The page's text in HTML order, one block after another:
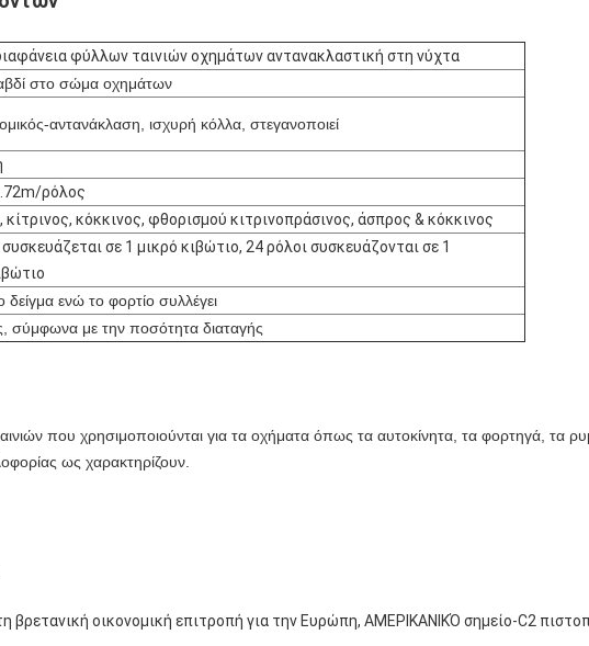
φύλλων ταινιών οχημάτων αντανακλαστική στη νύχτα
στο σώμα οχημάτων
αντανάκλαση, ισχυρή κόλλα, στεγανοποιεί
ρόλος
κόκκινος, φθορισμού κιτρινοπράσινος, άσπρος & κόκκινος
σε 1 μικρό κιβώτιο, 24 ρόλοι συσκευάζονται σε 1
δείγμα ενώ το φορτίο συλλέγει
σύμφωνα με την ποσότητα διαταγής
που χρησιμοποιούνται για τα οχήματα όπως τα αυτοκίνητα, τα φορτηγά, τα
ως χαρακτηρίζουν.
βρετανική οικονομική επιτροπή για την Ευρώπη, ΑΜΕΡΙΚΑΝΙΚΌ σημείο-C2